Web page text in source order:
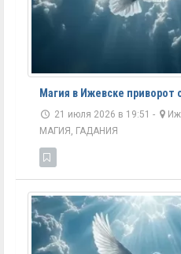
Магия в Ижевске приворот
21 июля 2026 в 19:51 -
МАГИЯ, ГАДАНИЯ